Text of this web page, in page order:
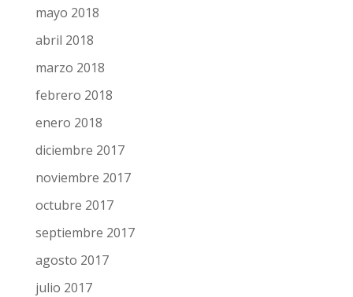
mayo 2018
abril 2018
marzo 2018
febrero 2018
enero 2018
diciembre 2017
noviembre 2017
octubre 2017
septiembre 2017
agosto 2017
julio 2017